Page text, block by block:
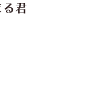
る君